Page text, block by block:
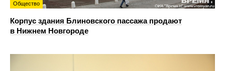
Общество
Корпус здания Блиновского пассажа продают
в Нижнем Новгороде